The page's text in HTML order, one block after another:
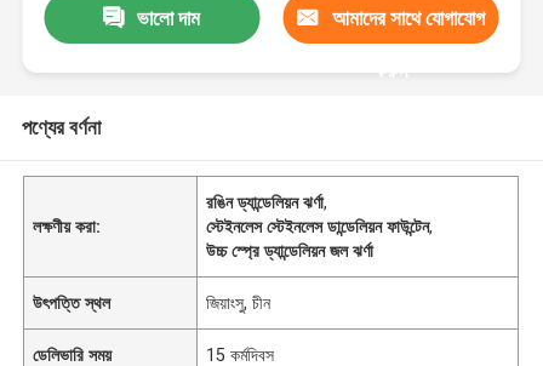
ভালো দাম আমাদের সাথে যোগাযোগ
করুন
পণ্যের বর্ণনা
লক্ষণীয় করা:
রঙিন ড্যান্ডেলিয়ন ঝর্ণা,
স্টেইনলেস স্টেইনলেস ডান্ডেলিয়ন ফাউন্টেন,
উচ্চ স্প্রে ড্যান্ডেলিয়ন জল ঝর্ণা
উৎপত্তি স্থল জিয়াংসু, চীন
ডেলিভারি সময় 15 কর্মদিবস